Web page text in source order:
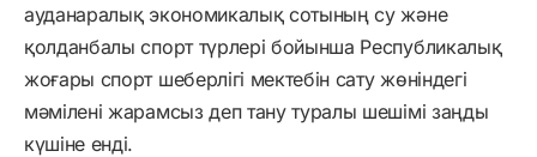
ауданаралық экономикалық сотының су және
қолданбалы спорт түрлері бойынша Республикалық
жоғары спорт шеберлігі мектебін сату жөніндегі
мәмілені жарамсыз деп тану туралы шешімі заңды
күшіне енді.